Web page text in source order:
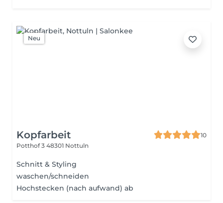
Neu
Kopfarbeit
10
Potthof 3 48301 Nottuln
Schnitt & Styling
waschen/schneiden
Hochstecken (nach aufwand) ab